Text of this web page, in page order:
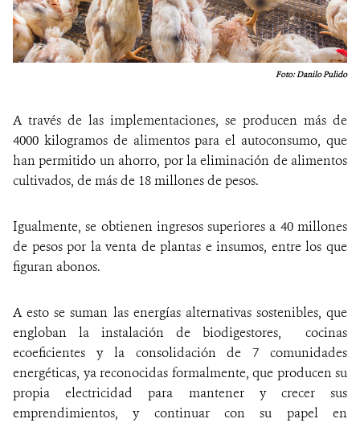
Foto: Danilo Pulido
A través de las implementaciones, se producen más de
4000 kilogramos de alimentos para el autoconsumo, que
han permitido un ahorro, por la eliminación de alimentos
cultivados, de más de 18 millones de pesos.
Igualmente, se obtienen ingresos superiores a 40 millones
de pesos por la venta de plantas e insumos, entre los que
figuran abonos.
A esto se suman las energías alternativas sostenibles, que
engloban la instalación de biodigestores, cocinas
ecoeficientes y la consolidación de 7 comunidades
energéticas, ya reconocidas formalmente, que producen su
propia electricidad para mantener y crecer sus
emprendimientos, y continuar con su papel en